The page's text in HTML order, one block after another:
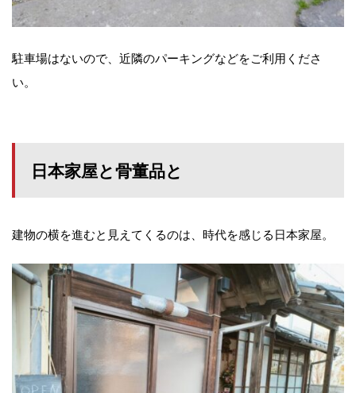
駐車場はないので、近隣のパーキングなどをご利用くださ
い。
日本家屋と骨董品と
建物の横を進むと見えてくるのは、時代を感じる日本家屋。